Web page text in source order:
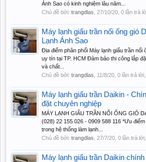
Ánh Sao có kinh nghiệm lâu năm...
Chủ đề bởi: trangdlas 27/10/20 , 0 lần trả
Máy lạnh giấu trần nối ống gió
Lạnh Ánh Sao
Địa điểm phân phối Máy lạnh giấu trần nối
uy tín tại TP. HCM Đảm bảo thi công lắp
và chất...
Chủ đề bởi: trangdlas 11/8/20 , 0 lần trả
Máy lạnh giấu trần Daikin -
đặt chuyên nghiệp
MÁY LẠNH GIẤU TRẦN NỐI ỐNG GIÓ
(028) 22 155 026 - 0909 588 116 *Ưu
trong hệ thống làm lạnh...
Chủ đề bởi: trangdlas 27/7/20 , 0 lần trả
Máy lạnh giấu trần Daikin